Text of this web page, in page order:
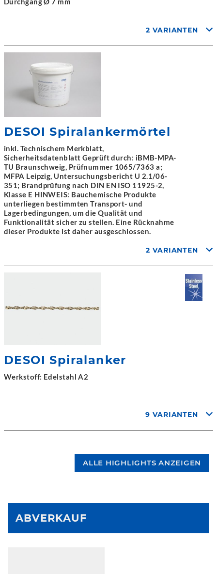
2 VARIANTEN
DESOI Spiralankermörtel
inkl. Technischem Merkblatt,
Sicherheitsdatenblatt Geprüft durch: iBMB-MPA-
TU Braunschweig, Prüfnummer 1065/7363 a;
MFPA Leipzig, Untersuchungsbericht U 2.1/06-
351; Brandprüfung nach DIN EN ISO 11925-2,
Klasse E HINWEIS: Bauchemische Produkte
unterliegen bestimmten Transport- und
Lagerbedingungen, um die Qualität und
Funktionalität sicher zu stellen. Eine Rücknahme
dieser Produkte ist daher ausgeschlossen.
2 VARIANTEN
DESOI Spiralanker
Werkstoff: Edelstahl A2
9 VARIANTEN
ALLE HIGHLIGHTS ANZEIGEN
ABVERKAUF